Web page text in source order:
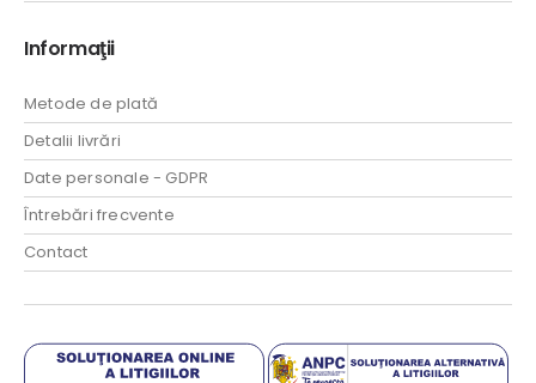
Informaţii
Metode de plată
Detalii livrări
Date personale - GDPR
Întrebări frecvente
Contact